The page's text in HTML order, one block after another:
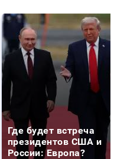
Где будет встреча
президентов США и
России: Европа?